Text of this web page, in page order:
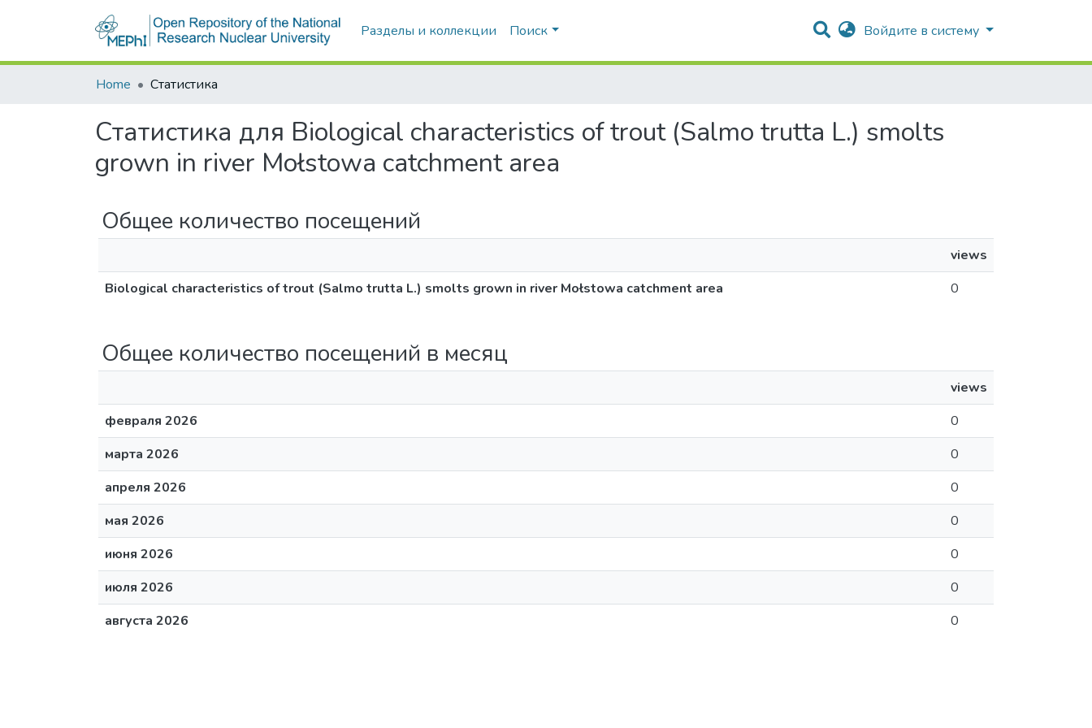
Разделы и коллекции Поиск Войдите в систему
Home Статистика
Статистика для Biological characteristics of trout (Salmo trutta L.) smolts
grown in river Mołstowa catchment area
Общее количество посещений
views
Biological characteristics of trout (Salmo trutta L.) smolts grown in river Mołstowa catchment area
0
Общее количество посещений в месяц
views
февраля 2026
0
марта 2026
0
апреля 2026
0
мая 2026
0
июня 2026
0
июля 2026
0
августа 2026
0